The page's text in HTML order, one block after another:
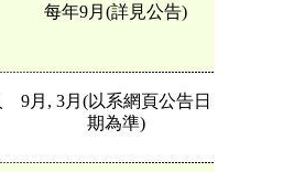
每年9月(詳見公告)
9月, 3月(以系網頁公告日
期為準)